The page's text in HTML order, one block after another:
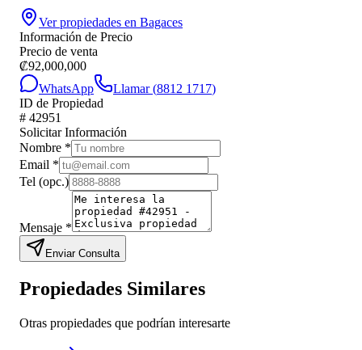
Ver propiedades en Bagaces
Información de Precio
Precio de venta
₡92,000,000
WhatsApp
Llamar (8812 1717)
ID de Propiedad
# 42951
Solicitar Información
Nombre *
Email *
Tel (opc.)
Mensaje *
Enviar Consulta
Propiedades Similares
Otras propiedades que podrían interesarte